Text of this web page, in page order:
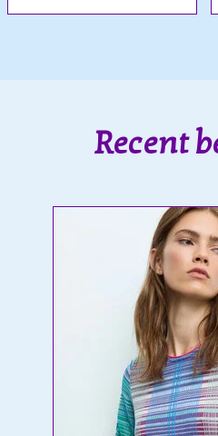
Recent